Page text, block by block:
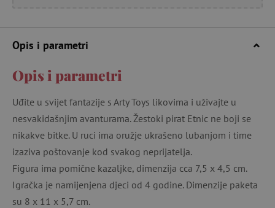
Opis i parametri
Opis i parametri
Uđite u svijet fantazije s Arty Toys likovima i uživajte u
nesvakidašnjim avanturama. Žestoki pirat Etnic ne boji se
nikakve bitke. U ruci ima oružje ukrašeno lubanjom i time
izaziva poštovanje kod svakog neprijatelja.
Figura ima pomične kazaljke, dimenzija cca 7,5 x 4,5 cm.
Igračka je namijenjena djeci od 4 godine. Dimenzije paketa
su 8 x 11 x 5,7 cm.